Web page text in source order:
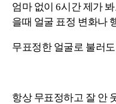
엄마 없이 6시간 제가
을때 얼굴 표정 변화나
무표정한 얼굴로 불러
항상 무표정하고 잘 안